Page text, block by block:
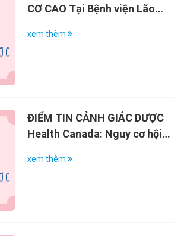
CƠ CAO Tại Bệnh viện Lão
xem thêm
ĐIỂM TIN CẢNH GIÁC DƯỢC
Health Canada: Nguy cơ hội
đến co-trimoxazol
xem thêm